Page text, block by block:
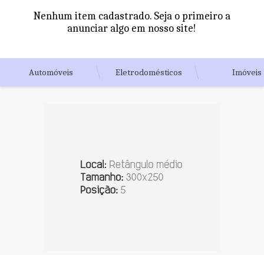
Nenhum item cadastrado. Seja o primeiro a
anunciar algo em nosso site!
Automóveis Eletrodomésticos Imóveis